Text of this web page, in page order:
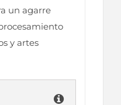
un agarre
y artes